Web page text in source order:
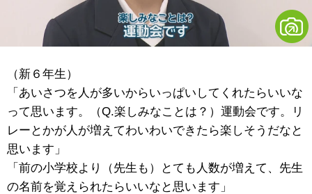
（新６年生）
「あいさつを人が多いからいっぱいしてくれたらいいな
って思います。（Q.楽しみなことは？）運動会です。リ
レーとかが人が増えてわいわいできたら楽しそうだなと
思います」
「前の小学校より（先生も）とても人数が増えて、先生
の名前を覚えられたらいいなと思います」